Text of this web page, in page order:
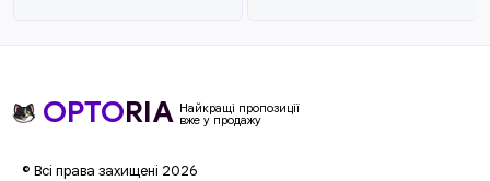
OPTORIA Найкращі пропозиції
вже у продажу
© Всі права захищені 2026